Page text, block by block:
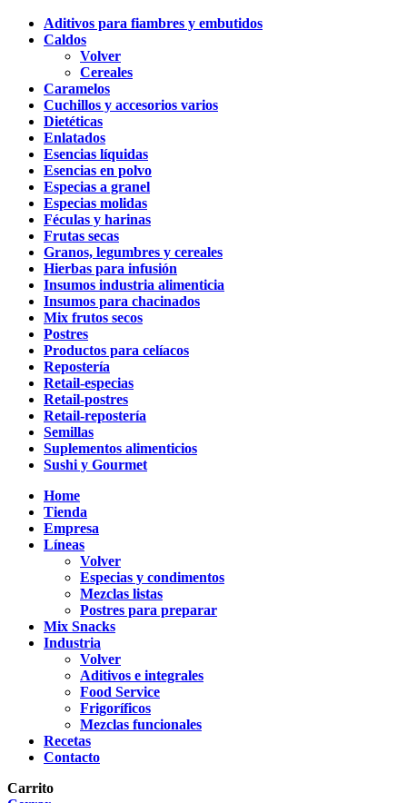
Aditivos para fiambres y embutidos
Caldos
Volver
Cereales
Caramelos
Cuchillos y accesorios varios
Dietéticas
Enlatados
Esencias líquidas
Esencias en polvo
Especias a granel
Especias molidas
Féculas y harinas
Frutas secas
Granos, legumbres y cereales
Hierbas para infusión
Insumos industria alimenticia
Insumos para chacinados
Mix frutos secos
Postres
Productos para celíacos
Repostería
Retail-especias
Retail-postres
Retail-repostería
Semillas
Suplementos alimenticios
Sushi y Gourmet
Home
Tienda
Empresa
Líneas
Volver
Especias y condimentos
Mezclas listas
Postres para preparar
Mix Snacks
Industria
Volver
Aditivos e integrales
Food Service
Frigoríficos
Mezclas funcionales
Recetas
Contacto
Carrito